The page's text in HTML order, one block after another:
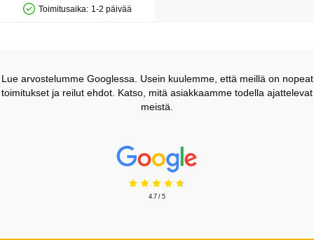
Saatavuus: Varastossa
Toimitusaika: 1-2 päivää
Lue arvostelumme Googlessa. Usein kuulemme, että meillä on nopeat
toimitukset ja reilut ehdot. Katso, mitä asiakkaamme todella ajattelevat
meistä.
Prisjakt Arvostelu: 4.7 Tähdet
4.7 / 5